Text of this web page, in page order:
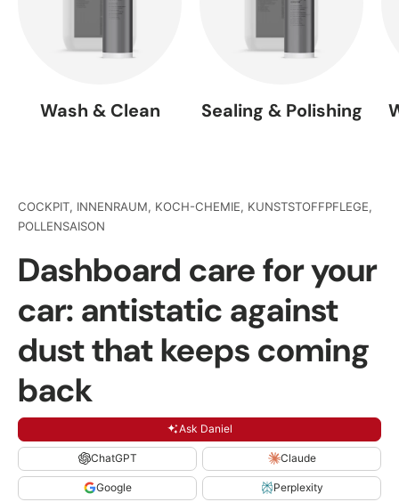
Wash & Clean Sealing & Polishing
COCKPIT, INNENRAUM, KOCH-CHEMIE, KUNSTSTOFFPFLEGE,
POLLENSAISON
Dashboard care for your
car: antistatic against
dust that keeps coming
back
Ask Daniel
ChatGPT Claude
Google Perplexity